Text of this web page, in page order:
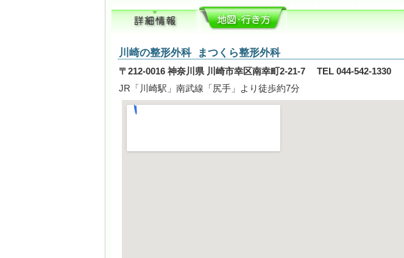
川崎の整形外科 まつくら整形外科
〒212-0016 神奈川県 川崎市幸区南幸町2-21-7 TEL 044-542-1330
JR「川崎駅」南武線「尻手」より徒歩約7分